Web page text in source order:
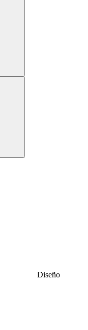
Diseño